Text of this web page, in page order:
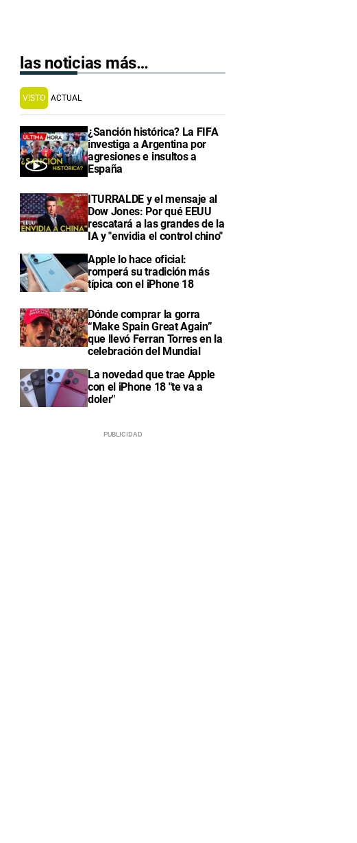
las noticias más…
VISTO ACTUAL
¿Sanción histórica? La FIFA
investiga a Argentina por
agresiones e insultos a
España
ITURRALDE y el mensaje al
Dow Jones: Por qué EEUU
rescatará a las grandes de la
IA y "envidia el control chino"
Apple lo hace oficial:
romperá su tradición más
típica con el iPhone 18
Dónde comprar la gorra
“Make Spain Great Again”
que llevó Ferran Torres en la
celebración del Mundial
La novedad que trae Apple
con el iPhone 18 "te va a
doler"